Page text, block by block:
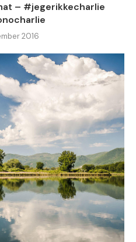
– #jegerikkecharlie
2016